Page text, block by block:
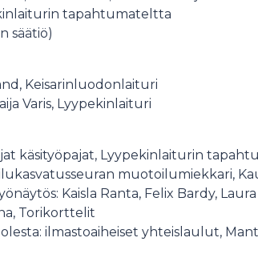
tapahtumateltta
säätiö)
Keisarinluodonlaituri
Varis, Lyypekinlaituri
käsityöpajat, Lyypekinlaiturin
muotoilumiekkari,
Kaisla Ranta, Felix Bardy,
Torikorttelit
ilmastoaiheiset yhteislaulut,